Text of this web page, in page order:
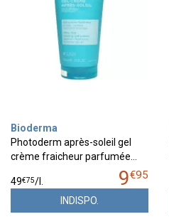
Bioderma
Photoderm après-soleil gel
crème fraicheur parfumée…
9€95
49€75/
INDISPO.